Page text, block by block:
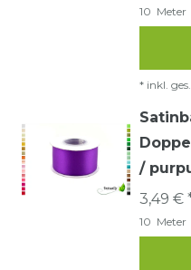
10 Meter
* inkl.
/
3,49 €
10 Meter